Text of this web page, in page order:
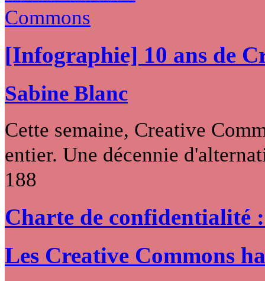
[Infographie] 10 ans de
Sabine Blanc
Cette semaine, Creative
entier. Une décennie
188
Charte de confidentialité
Les Creative Commons